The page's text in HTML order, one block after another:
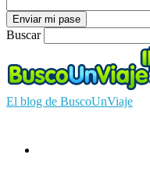
Buscar
El blog de BuscoUnViaje